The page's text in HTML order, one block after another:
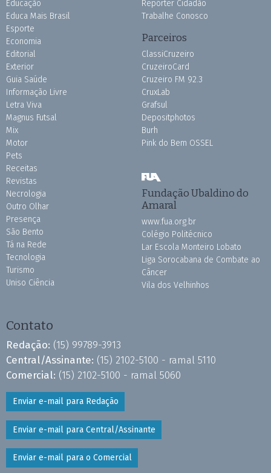
Educação
Educa Mais Brasil
Esporte
Economia
Editorial
Exterior
Guia Saúde
Informação Livre
Letra Viva
Magnus Futsal
Mix
Motor
Pets
Receitas
Revistas
Necrologia
Outro Olhar
Presença
São Bento
Tá na Rede
Tecnologia
Turismo
Uniso Ciência
Repórter Cidadão
Trabalhe Conosco
Parceiros
ClassiCruzeiro
CruzeiroCard
Cruzeiro FM 92.3
CruxLab
Grafsul
Depositphotos
Burh
Pink do Bem OSSEL
Fundação Ubaldino do
Amaral
www.fua.org.br
Colégio Politécnico
Lar Escola Monteiro Lobato
Liga Sorocabana de Combate ao
Câncer
Vila dos Velhinhos
Contato
Redação: (15) 99789-3913
Central/Assinante: (15) 2102-5100 - ramal 5110
Comercial: (15) 2102-5100 - ramal 5060
Enviar e-mail para Redação
Enviar e-mail para Central/Assinante
Enviar e-mail para o Comercial